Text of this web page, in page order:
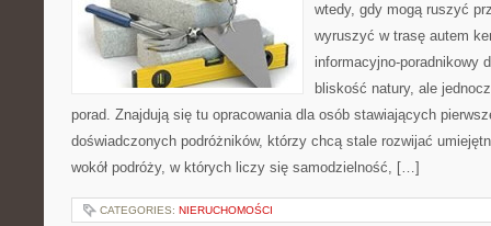
wtedy, gdy mogą ruszyć
wyruszyć w trasę autem
informacyjno-poradnikowy
bliskość natury, ale
porad. Znajdują się tu opracowania dla osób stawiających
doświadczonych podróżników, którzy chcą stale rozwijać
wokół podróży, w których liczy się samodzielność, […]
CATEGORIES: NIERUCHOMOŚCI